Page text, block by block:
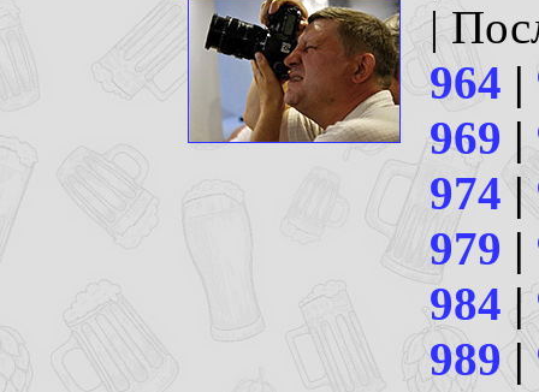
|
964 |
969 |
974|
979 |
984 |
989|